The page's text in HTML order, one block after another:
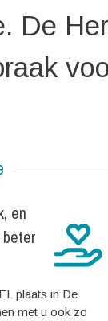
De
en
plaats in De
met u ook zo